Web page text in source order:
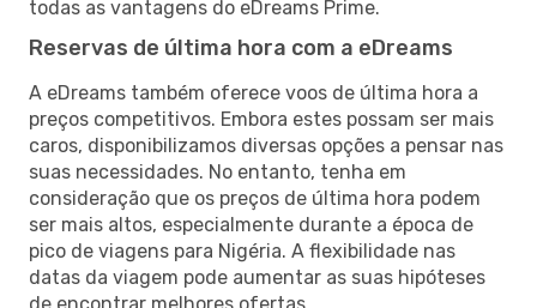
todas as vantagens do eDreams Prime.
Reservas de última hora com a eDreams
A eDreams também oferece voos de última hora a
preços competitivos. Embora estes possam ser mais
caros, disponibilizamos diversas opções a pensar nas
suas necessidades. No entanto, tenha em
consideração que os preços de última hora podem
ser mais altos, especialmente durante a época de
pico de viagens para Nigéria. A flexibilidade nas
datas da viagem pode aumentar as suas hipóteses